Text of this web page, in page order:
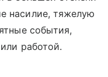
насилие, тяжелую
события,
работой.